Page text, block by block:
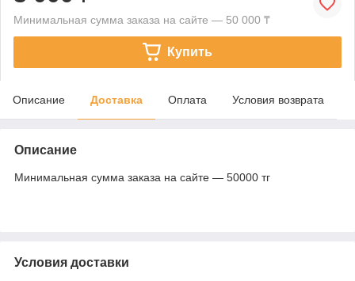
Минимальная сумма заказа на сайте — 50 000 ₸
Купить
Описание Доставка Оплата Условия возврата
Описание
Минимальная сумма заказа на сайте — 50000 тг
Условия доставки